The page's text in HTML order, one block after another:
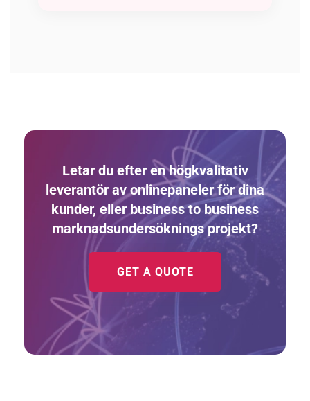
Letar du efter en högkvalitativ
leverantör av onlinepaneler för dina
kunder, eller business to business
marknadsundersöknings projekt?
GET A QUOTE